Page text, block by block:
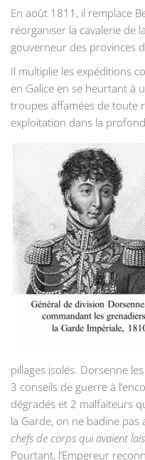
En août 1811, il remplace
réorganiser la cavalerie de
gouverneur des provinces
Il multiplie les expéditions
en Galice en se heurtant à
troupes affamées de toute
exploitation dans la
pillages isolés. Dorsenne
3 conseils de guerre à
dégradés et 2 malfaiteurs
la Garde, on ne badine pas
chefs de corps qui avaient
Pourtant, l’Empereur